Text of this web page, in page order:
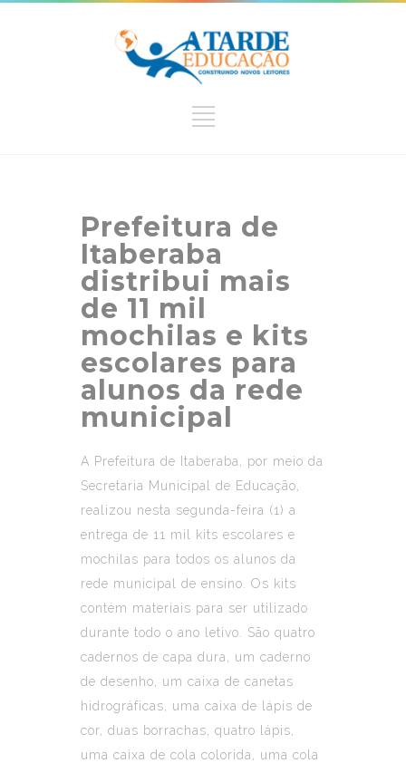
Prefeitura de
Itaberaba
distribui mais
de 11 mil
mochilas e kits
escolares para
alunos da rede
municipal
A Prefeitura de Itaberaba, por meio da
Secretaria Municipal de Educação,
realizou nesta segunda-feira (1) a
entrega de 11 mil kits escolares e
mochilas para todos os alunos da
rede municipal de ensino. Os kits
contém materiais para ser utilizado
durante todo o ano letivo. São quatro
cadernos de capa dura, um caderno
de desenho, um caixa de canetas
hidrográficas, uma caixa de lápis de
cor, duas borrachas, quatro lápis,
uma caixa de cola colorida, uma cola